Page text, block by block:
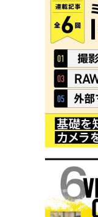
配送途中に生じた貸
た場合、配送業者の
Nikonに故意または
本プログラムの応募
びに投稿レビューキ
関するお問い合わせ
【免責事項】
当サイトの利用もしく
第三者の損害について
り一切の責任を負わな
本プログラムに関するお
までご連絡ください。